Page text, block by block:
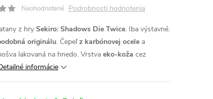
Neohodnotené Podrobnosti hodnotenia
z hry Sekiro: Shadows Die Twice. Iba výstavné.
originálu. Čepeľz karbónovej ocele a
lakovaná na hnedo. Vrstva eko-koža cez
informácie